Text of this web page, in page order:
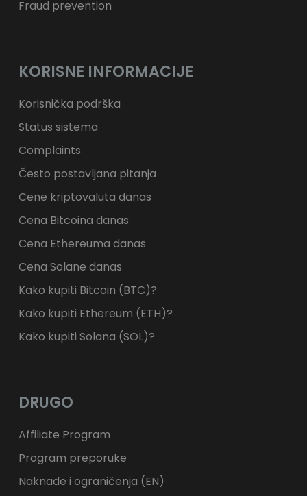
Fraud prevention
KORISNE INFORMACIJE
Korisnička podrška
Status sistema
Complaints
Često postavljana pitanja
Cene kriptovaluta danas
Cena Bitcoina danas
Cena Ethereuma danas
Cena Solane danas
Kako kupiti Bitcoin (BTC)?
Kako kupiti Ethereum (ETH)?
Kako kupiti Solana (SOL)?
DRUGO
Affiliate Program
Program preporuke
Naknade i ograničenja (EN)